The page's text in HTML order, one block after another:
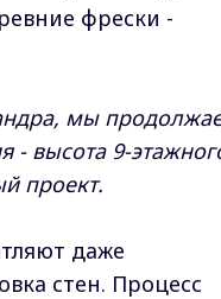
фрески -
мы
- высота 9-
проект.
даже
стен. Процесс